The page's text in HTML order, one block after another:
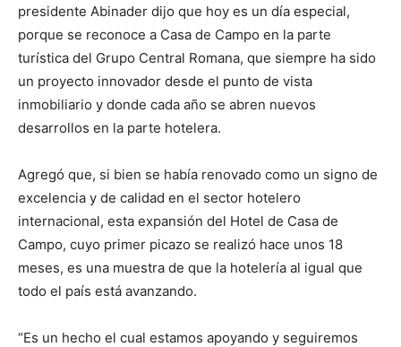
presidente Abinader dijo que hoy es un día especial,
porque se reconoce a Casa de Campo en la parte
turística del Grupo Central Romana, que siempre ha sido
un proyecto innovador desde el punto de vista
inmobiliario y donde cada año se abren nuevos
desarrollos en la parte hotelera.
Agregó que, si bien se había renovado como un signo de
excelencia y de calidad en el sector hotelero
internacional, esta expansión del Hotel de Casa de
Campo, cuyo primer picazo se realizó hace unos 18
meses, es una muestra de que la hotelería al igual que
todo el país está avanzando.
“Es un hecho el cual estamos apoyando y seguiremos